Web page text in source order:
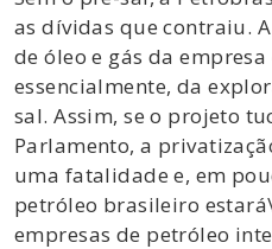
as dívidas que contraiu.
de óleo e gás da
essencialmente, da
sal. Assim, se o projeto
Parlamento, a
uma fatalidade e, em
petróleo brasileiro
empresas de petróleo